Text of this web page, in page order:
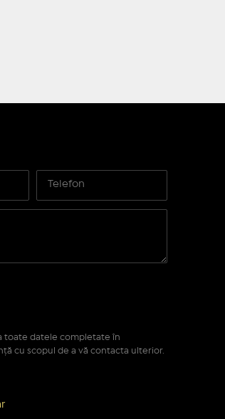
toate datele completate în
cu scopul de a vă contacta ulterior.